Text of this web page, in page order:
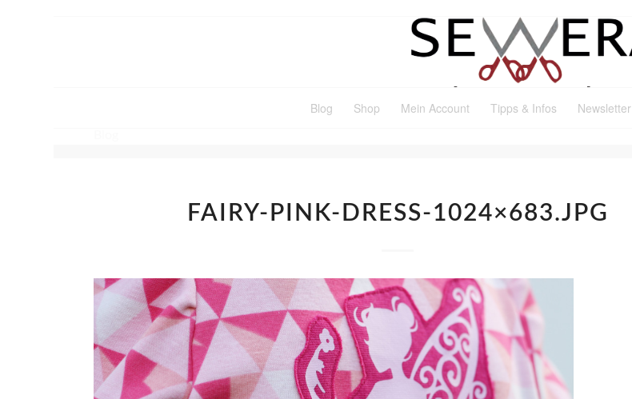
Blog Shop Mein Account Tipps & Infos Newsletter
FAIRY-PINK-DRESS-1024×683.JPG